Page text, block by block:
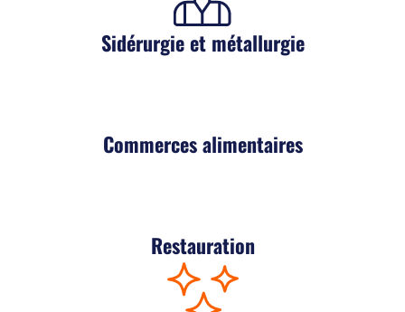
Sidérurgie et métallurgie
Commerces alimentaires
Restauration